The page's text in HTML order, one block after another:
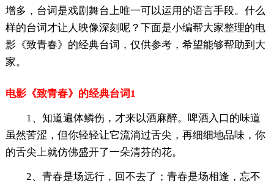
增多，台词是戏剧舞台上唯一可以运用的语言手段。什么
样的台词才让人映像深刻呢？下面是小编帮大家整理的电
影《致青春》的经典台词，仅供参考，希望能够帮助到大
家。
电影《致青春》的经典台词1
1、知道遍体鳞伤，才来以酒麻醉。啤酒入口的味道
虽然苦涩，但你轻轻让它流淌过舌尖，再细细地品味，你
的舌尖上就仿佛盛开了一朵清芬的花。
2、青春是场远行，回不去了；青春是场相逢，忘不